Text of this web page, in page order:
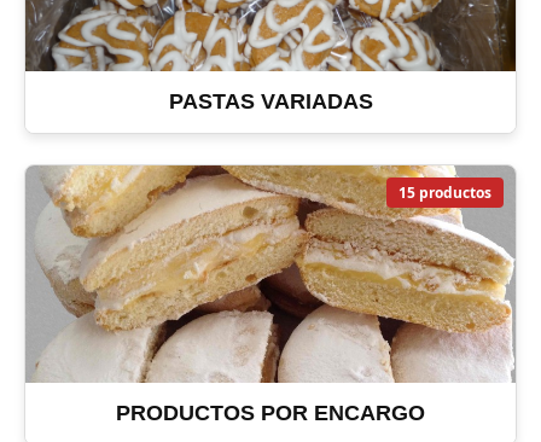
PASTAS VARIADAS
15 productos
PRODUCTOS POR ENCARGO